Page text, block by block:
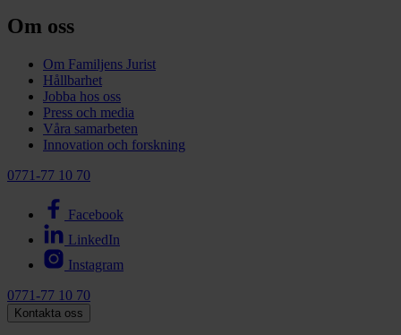
Om oss
Om Familjens Jurist
Hållbarhet
Jobba hos oss
Press och media
Våra samarbeten
Innovation och forskning
0771-77 10 70
Facebook
LinkedIn
Instagram
0771-77 10 70
Kontakta oss